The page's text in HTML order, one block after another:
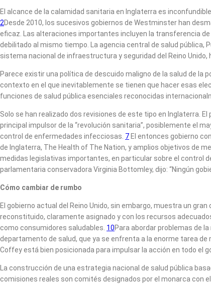
El alcance de la calamidad sanitaria en Inglaterra es
2Desde 2010, los sucesivos gobiernos de Westminster han
eficaz. Las alteraciones importantes incluyen la transferencia
debilitado al mismo tiempo. La agencia central de salud pública,
sistema nacional de infraestructura y seguridad del Reino Unido,
Parece existir una política de descuido maligno de la salud de la
contexto en el que inevitablemente se tienen que hacer esas
funciones de salud pública esenciales reconocidas
Solo se han realizado dos revisiones de este tipo en Inglaterra.
principal impulsor de la “revolución sanitaria”, posiblemente el
control de enfermedades infecciosas. 7 El entonces gobierno
de Inglaterra, The Health of The Nation, y amplios objetivos de
medidas legislativas importantes, en particular sobre el control
parlamentaria conservadora Virginia Bottomley, dijo: “Ningún
Cómo cambiar de rumbo
El gobierno actual del Reino Unido, sin embargo, muestra un
reconstituido, claramente asignado y con los recursos
como consumidores saludables. 10Para abordar problemas de
departamento de salud, que ya se enfrenta a la enorme tarea
Coffey está bien posicionada para impulsar la acción en todo el
La construcción de una estrategia nacional de salud pública
comisiones reales son comités designados por el monarca con